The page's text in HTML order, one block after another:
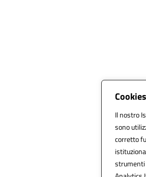
Il nostro
sono
corretto
strumenti